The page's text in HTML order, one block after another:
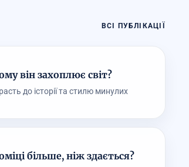
ВСІ ПУБЛІКАЦІЇ
він захоплює світ?
до історії та стилю минулих
більше, ніж здається?